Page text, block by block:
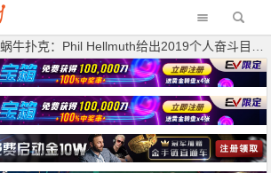
蜗牛扑克：Phil Hellmuth给出2019个人奋斗目标：今年夏天计划赢获3条金手链